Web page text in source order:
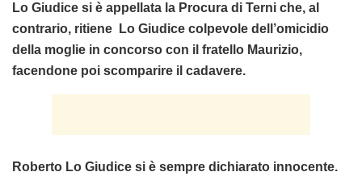
Lo Giudice si è appellata la Procura di Terni che, al
contrario, ritiene Lo Giudice colpevole dell’omicidio
della moglie in concorso con il fratello Maurizio,
facendone poi scomparire il cadavere.
Roberto Lo Giudice si è sempre dichiarato innocente.